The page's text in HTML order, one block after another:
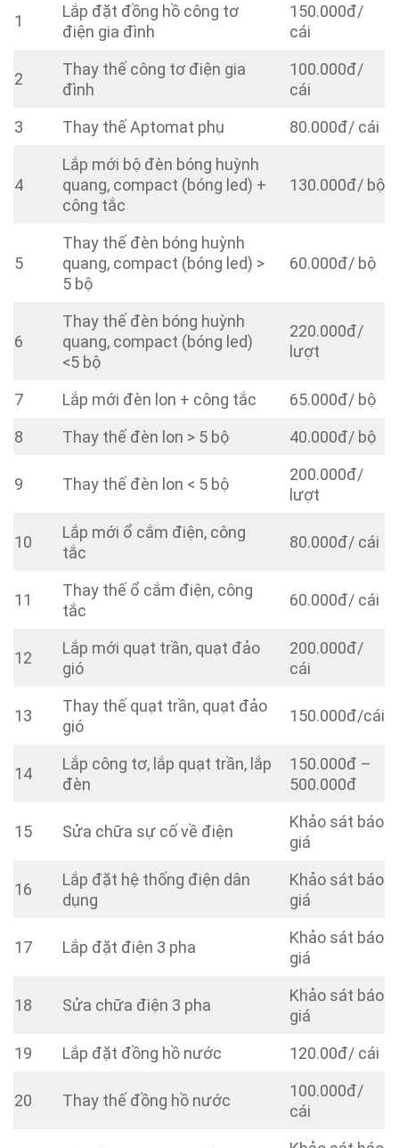
1
Lắp đặt đồng hồ công tơ
điện gia đình
150.000đ/
cái
2
Thay thế công tơ điện gia
đình
100.000đ/
cái
3
Thay thế Aptomat phụ 80.000đ/ cái
4
Lắp mới bộ đèn bóng huỳnh
quang, compact (bóng led) +
công tắc
130.000đ/ bộ
5
Thay thế đèn bóng huỳnh
quang, compact (bóng led) >
5 bộ
60.000đ/ bộ
6
Thay thế đèn bóng huỳnh
quang, compact (bóng led)
<5 bộ
220.000đ/
lượt
7 Lắp mới đèn lon + công tắc
65.000đ/ bộ
8
Thay thế đèn lon > 5 bộ 40.000đ/ bộ
9 Thay thế đèn lon < 5 bộ
200.000đ/
lượt
10
Lắp mới ổ cắm điện, công
tắc
80.000đ/ cái
11
Thay thế ổ cắm điện, công
tắc
60.000đ/ cái
12
Lắp mới quạt trần, quạt đảo
gió
200.000đ/
cái
13
Thay thế quạt trần, quạt đảo
gió
150.000đ/cái
14
Lắp công tơ, lắp quạt trần, lắp
đèn
150.000đ –
500.000đ
15 Sửa chữa sự cố về điện
Khảo sát báo
giá
16
Lắp đặt hệ thống điện dân
dụng
Khảo sát báo
giá
17 Lắp đặt điện 3 pha
Khảo sát báo
giá
18 Sửa chữa điện 3 pha
Khảo sát báo
giá
19
Lắp đặt đồng hồ nước 120.00đ/ cái
20 Thay thế đồng hồ nước
100.000đ/
cái